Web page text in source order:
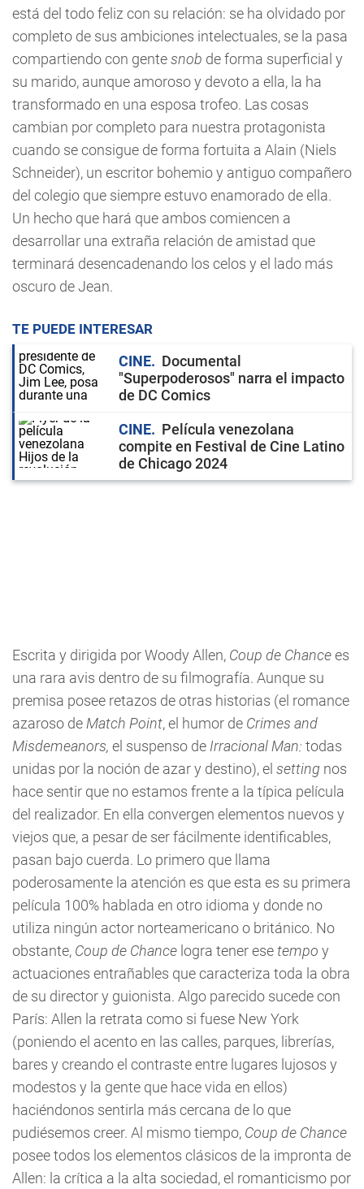
está del todo feliz con su relación: se ha olvidado por
completo de sus ambiciones intelectuales, se la pasa
compartiendo con gentesnob de forma superficial y
su marido, aunque amoroso y devoto a ella, la ha
transformado en una esposa trofeo. Las cosas
cambian por completo para nuestra protagonista
cuando se consigue de forma fortuita a Alain (Niels
Schneider), un escritor bohemio y antiguo compañero
del colegio que siempre estuvo enamorado de ella.
Un hecho que hará que ambos comiencen a
desarrollar una extraña relación de amistad que
terminará desencadenando los celos y el lado más
oscuro de Jean.
TE PUEDE INTERESAR
CINE
Documental
"Superpoderosos" narra el impacto
de DC Comics
CINE
Película venezolana
compite en Festival de Cine Latino
de Chicago 2024
Escrita y dirigida por Woody Allen, Coup de Chancees
una rara avis dentro de su filmografía. Aunque su
premisa posee retazos de otras historias (el romance
azaroso de Match Point, el humor de Crimes and
Misdemeanors, el suspenso de Irracional Man: todas
unidas por la noción de azar y destino), el setting nos
hace sentir que no estamos frente a la típica película
del realizador. En ella convergen elementos nuevos y
viejos que, a pesar de ser fácilmente identificables,
pasan bajo cuerda. Lo primero que llama
poderosamente la atención es que esta es su primera
película 100% hablada en otro idioma y donde no
utiliza ningún actor norteamericano o británico. No
obstante, Coup de Chance logra tener esetempo y
actuaciones entrañables que caracteriza toda la obra
de su director y guionista. Algo parecido sucede con
París: Allen la retrata como si fuese New York
(poniendo el acento en las calles, parques, librerías,
bares y creando el contraste entre lugares lujosos y
modestos y la gente que hace vida en ellos)
haciéndonos sentirla más cercana de lo que
pudiésemos creer. Al mismo tiempo, Coup de Chance
posee todos los elementos clásicos de la impronta de
Allen: la crítica a la alta sociedad, el romanticismo por